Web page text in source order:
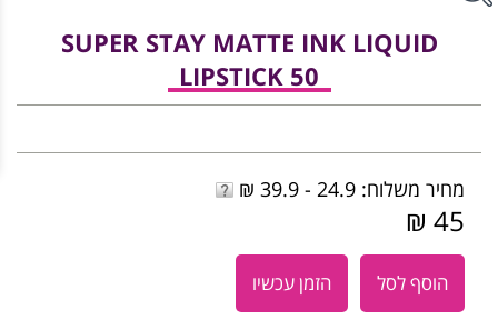
SUPER STAY MATTE INK LIQUID
LIPSTICK 50
מחיר משלוח: 24.9 - 39.9 ₪
45 ₪
הוסף לסל הזמן עכשיו